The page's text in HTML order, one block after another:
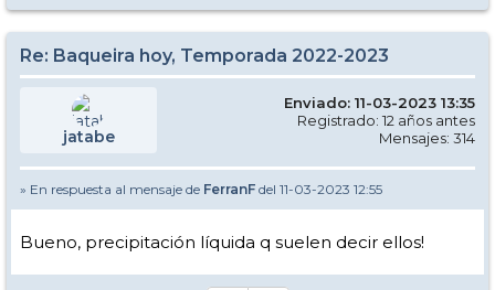
Re: Baqueira hoy, Temporada 2022-2023
jatabe
Enviado: 11-03-2023 13:35
Registrado: 12 años antes
Mensajes: 314
» En respuesta al mensaje de FerranF del 11-03-2023 12:55
Bueno, precipitación líquida q suelen decir ellos!